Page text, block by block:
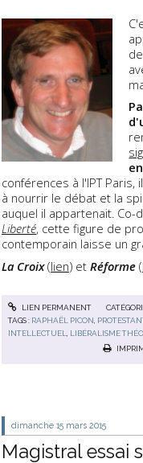
conférences à l'IPT
à nourrir le débat et la
auquel il appartenait.
Liberté, cette figure de
contemporain laisse un
La Croix(lien) et Réforme (
LIEN PERMANENT
TAGS : RAPHAËL PICON
INTELLECTUEL
LIBÉRALISME
dimanche 15 mars 2015
Magistral essai